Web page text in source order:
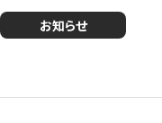
お知らせ